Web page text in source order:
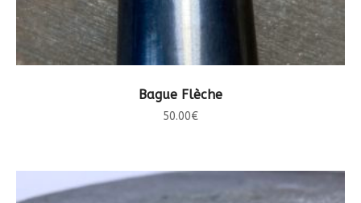
CHOIX DES OPTIONS
Bague Flèche
50.00€